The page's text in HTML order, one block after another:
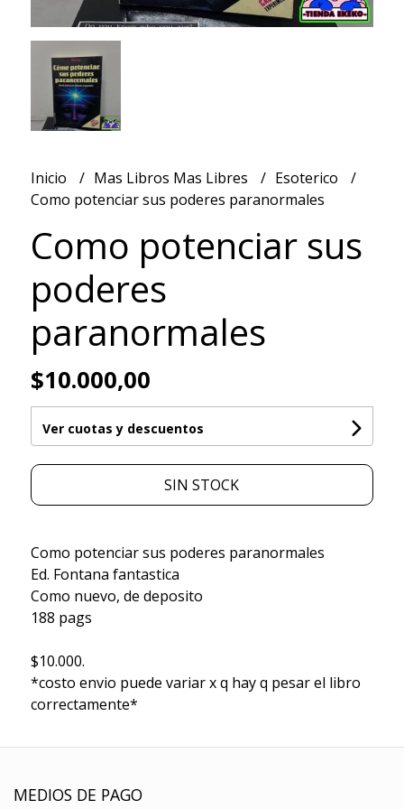
Inicio Mas Libros Mas Libres
Esoterico
Como potenciar sus poderes paranormales
Como potenciar sus
poderes
paranormales
$10.000,00
Ver cuotas y descuentos
SIN STOCK
Como potenciar sus poderes paranormales
Ed. Fontana fantastica
Como nuevo, de deposito
188 pags
$10.000.
*costo envio puede variar x q hay q pesar el libro
correctamente*
MEDIOS DE PAGO